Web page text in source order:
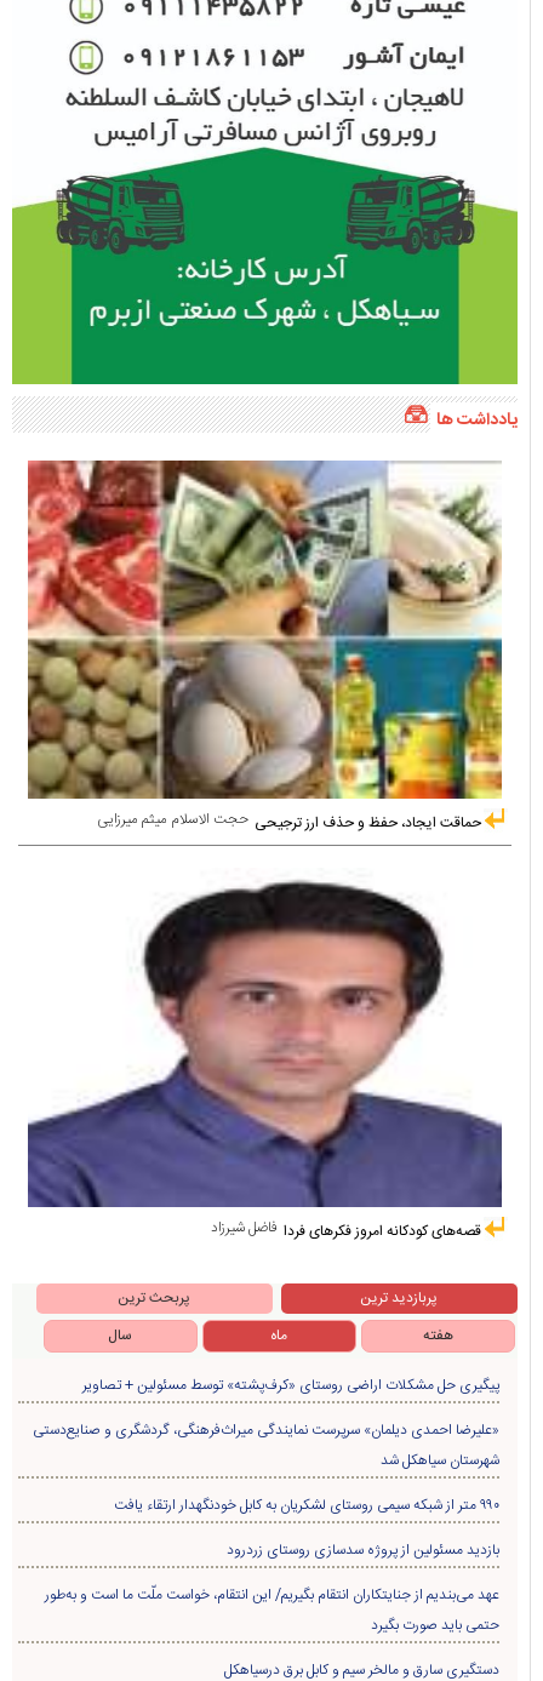
یادداشت ها
حجت الاسلام میثم میرزایی حماقت ایجاد، حفظ و حذف ارز ترجیحی
فاضل شیرزاد قصه‌های کودکانه امروز فکرهای فردا
پربازدید ترین
پربحث ترین
هفته
ماه سال
پیگیری حل مشکلات اراضی روستای «کرف‌پشته» توسط مسئولین + تصاویر
«علیرضا احمدی دیلمان» سرپرست نمایندگی میراث‌فرهنگی، گردشگری و صنایع‌دستی
شهرستان سیاهکل شد
۹۹۰ متر از شبکه سیمی روستای لشکریان به کابل خودنگهدار ارتقاء یافت
بازدید مسئولین از پروژه سدسازی روستای زردرود
عهد می‌بندیم از جنایتکاران انتقام بگیریم/ این انتقام، خواست ملّت ما است و به‌طور
حتمی باید صورت بگیرد
دستگیری سارق و مالخر سیم و کابل برق درسیاهکل